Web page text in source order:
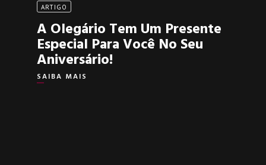
ARTIGO
A Olegário Tem Um Presente
Especial Para Você No Seu
Aniversário!
SAIBA MAIS